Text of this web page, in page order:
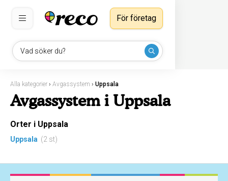
Vad söker du?
För företag
Alla kategorier › Avgassystem › Uppsala
Avgassystem i Uppsala
Orter i Uppsala
Uppsala (2 st)